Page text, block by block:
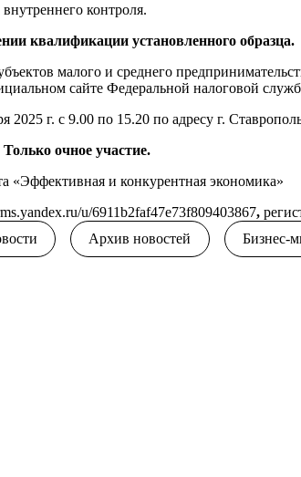
контроля.
квалификации установленного образца.
малого и среднего
сайтеФедеральной налоговой
2025 г. с 9.00 по 15.20 по адресу г.
очное участие.
«Эффективная и конкурентная экономика»
u/6911b2faf47e73f809403867,
Архив новостей Бизнес-